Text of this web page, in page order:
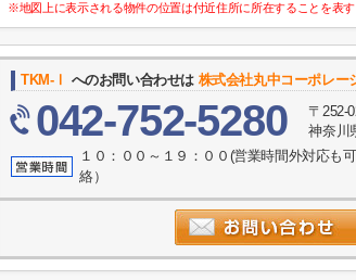
※地図上に表示される物件の位置は付近住所に所在することを表
TKM-Ⅰ へのお問い合わせは 株式会社丸中コーポレ
042-752-5280
〒252-
神奈川
１０：００～１９：００(営業時間外対応
絡）